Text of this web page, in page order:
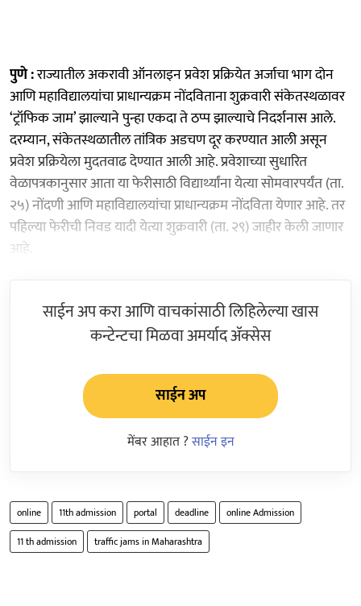
पुणे :राज्यातील अकरावी ऑनलाइन प्रवेश प्रक्रियेत अर्जाचा भाग दोन
आणि महाविद्यालयांचा प्राधान्यक्रम नोंदविताना शुक्रवारी संकेतस्थळावर
‘ट्रॉफिक जाम’ झाल्याने पुन्हा एकदा ते ठप्प झाल्याचे निदर्शनास आले.
दरम्यान, संकेतस्थळातील तांत्रिक अडचण दूर करण्यात आली असून
प्रवेश प्रक्रियेला मुदतवाढ देण्यात आली आहे. प्रवेशाच्या सुधारित
वेळापत्रकानुसार आता या फेरीसाठी विद्यार्थ्यांना येत्या सोमवारपर्यंत (ता.
२५) नोंदणी आणि महाविद्यालयांचा प्राधान्यक्रम नोंदविता येणार आहे. तर
पहिल्या फेरीची निवड यादी येत्या शुक्रवारी (ता. २९) जाहीर केली जाणार
आहे.
साईन अप करा आणि वाचकांसाठी लिहिलेल्या खास
कन्टेन्टचा मिळवा अमर्याद ॲक्सेस
साईन अप
मेंबर आहात ?साईन इन
online 11th admission portal deadline
online Admission
11 th admission
traffic jams in Maharashtra